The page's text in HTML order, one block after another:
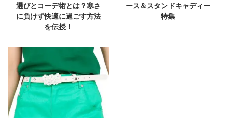
選びとコーデ術とは？寒さ
に負けず快適に過ごす方法
を伝授！
ース＆スタンドキャディー
特集